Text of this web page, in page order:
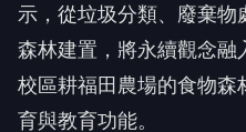
森林建置，將永續觀念
校區耕福田農場的食物森
育與教育功能。